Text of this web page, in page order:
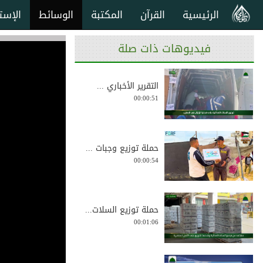
الوسائط المكتبة القرآن الرئيسية
فيديوهات ذات صلة
التقرير الأخباري ...
00:00:51
حملة توزيع وجبات ...
00:00:54
حملة توزيع السلات...
00:01:06